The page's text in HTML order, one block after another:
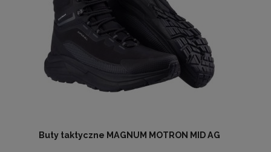
Buty taktyczne MAGNUM MOTRON MID AG